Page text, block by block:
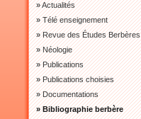
»Actualités
»Télé enseignement
»Revue des Études Berbères
»Néologie
»Publications
»Publications choisies
»Documentations
» Bibliographie berbère